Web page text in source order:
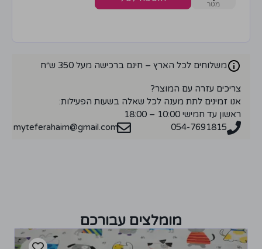
משלוחים לכל הארץ – חינם ברכישה מעל 350 ש״ח
צריכים עזרה עם המוצר?
אנו זמינים לתת מענה לכל שאלה בשעות הפעילות:
ראשון עד חמישי 10:00 – 18:00
054-7691815
myteferahaim@gmail.com
מומלצים עבורכם